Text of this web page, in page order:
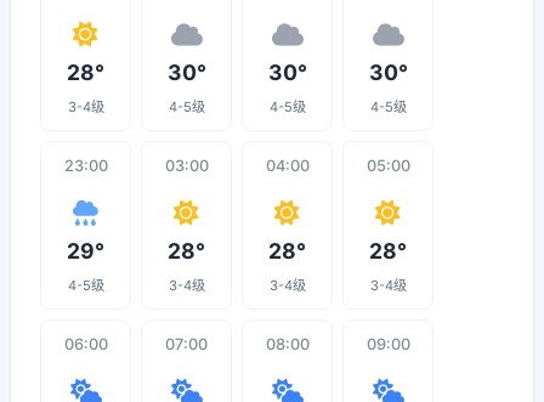
28°
3-4级
30°
4-5级
30°
4-5级
30°
4-5级
23:00
29°
4-5级
03:00
28°
3-4级
04:00
28°
3-4级
05:00
28°
3-4级
06:00 07:00 08:00 09:00